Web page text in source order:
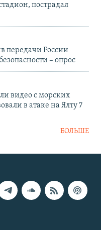
пострадал
передачи России
– опрос
видео с морских
в атаке на Ялту 7
БОЛЬШЕ